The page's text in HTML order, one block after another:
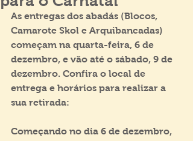
As entregas dos abadás (Blocos,
Camarote Skol e Arquibancadas)
começam na quarta-feira, 6 de
dezembro, e vão até o sábado, 9 de
dezembro. Confira o local de
entrega e horários para realizar a
sua retirada:
Começando no dia 6 de dezembro,